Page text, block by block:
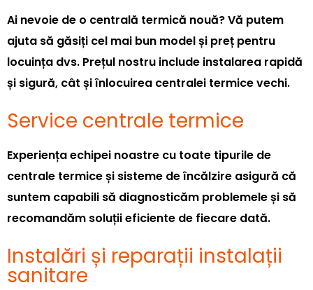
Ai nevoie de o centrală termică nouă? Vă putem
ajuta să găsiți cel mai bun model și preț pentru
locuința dvs. Prețul nostru include instalarea rapidă
și sigură, cât și înlocuirea centralei termice vechi.
Service centrale termice
Experiența echipei noastre cu toate tipurile de
centrale termice și sisteme de încălzire asigură că
suntem capabili să diagnosticăm problemele și să
recomandăm soluții eficiente de fiecare dată.
Instalări și reparații instalații
sanitare